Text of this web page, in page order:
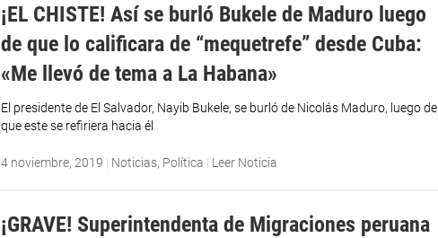
¡EL CHISTE! Así se burló Bukele de Maduro luego
de que lo calificara de “mequetrefe” desde Cuba:
«Me llevó de tema a La Habana»
El presidente de El Salvador, Nayib Bukele, se burló de Nicolás Maduro, luego de
que este se refiriera hacia él
4 noviembre, 2019 | Noticias, Política | Leer Noticia
¡GRAVE! Superintendenta de Migraciones peruana